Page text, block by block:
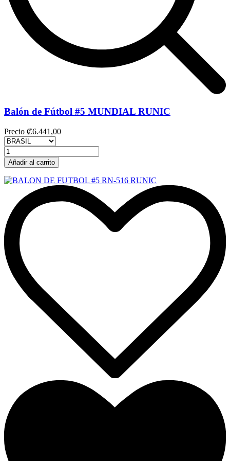
Balón de Fútbol #5 MUNDIAL RUNIC
Precio ₡6.441,00
Añadir al carrito